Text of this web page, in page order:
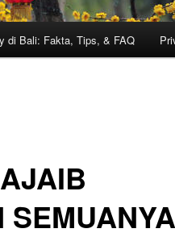
di Bali: Fakta, Tips, & FAQ